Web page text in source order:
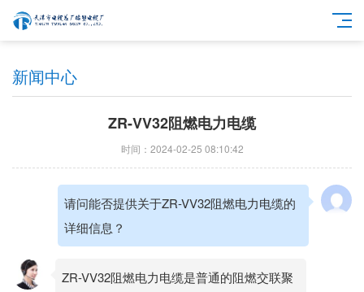
新闻中心
ZR-VV32阻燃电力电缆
时间：2024-02-25 08:10:42
请问能否提供关于ZR-VV32阻燃电力电缆的
详细信息？
ZR-VV32阻燃电力电缆是普通的阻燃交联聚